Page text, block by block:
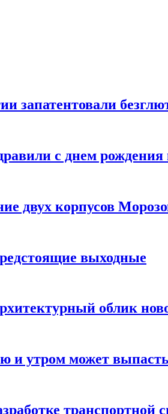
запатентовали
с днем рождения
двух корпусов
выходные
облик
и утром может
транспортной